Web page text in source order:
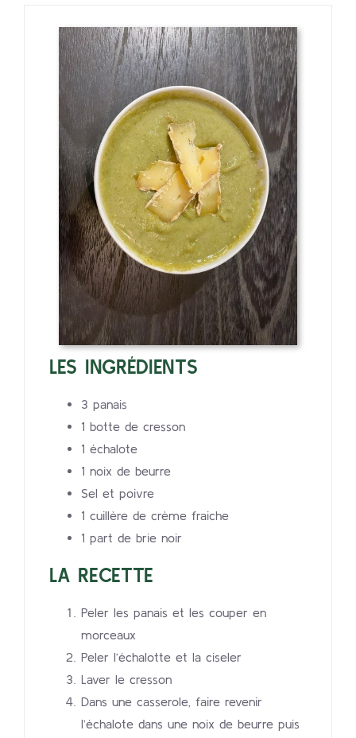
LES INGRÉDIENTS
3 panais
1 botte de cresson
1 échalote
1 noix de beurre
Sel et poivre
1 cuillère de crème fraiche
1 part de brie noir
LA RECETTE
Peler les panais et les couper en
morceaux
Peler l’échalotte et la ciseler
Laver le cresson
Dans une casserole, faire revenir
l’échalote dans une noix de beurre puis